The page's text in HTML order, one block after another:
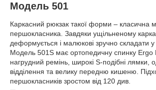
Модель 501
Каркасний рюкзак такої форми – класична
першокласника. Завдяки ущільненому
деформується і малюкові зручно складати у
Модель 501S має ортопедичну спинку Ergo
нагрудний ремінь, широкі S-подібні лямки,
відділення та велику передню кишеню.
першокласників зростом від 120 див.